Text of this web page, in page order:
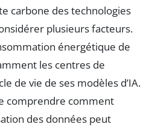
carbone des technologies
plusieurs facteurs.
énergétique de
les centres de
de vie de ses modèles d’IA.
comprendre comment
des données peut